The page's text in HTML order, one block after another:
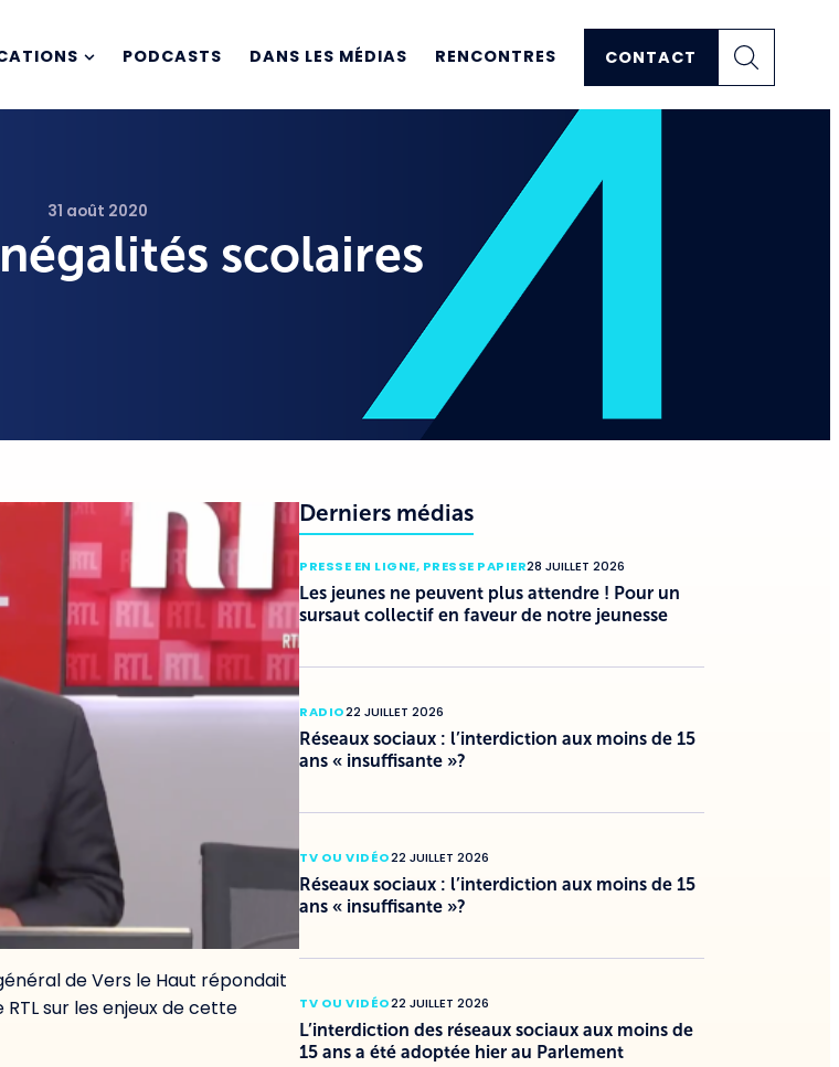
PODCASTS DANS LES MÉDIAS RENCONTRES CONTACT
31 août 2020
scolaires
de Vers le Haut répondait
RTL sur les enjeux de cette
Derniers médias
PRESSE EN LIGNE, PRESSE PAPIER28 JUILLET 2026
Les jeunes ne peuvent plus attendre ! Pour un
sursaut collectif en faveur de notre jeunesse
RADIO22 JUILLET 2026
Réseaux sociaux : l’interdiction aux moins de 15
ans « insuffisante »?
TV OU VIDÉO22 JUILLET 2026
Réseaux sociaux : l’interdiction aux moins de 15
ans « insuffisante »?
TV OU VIDÉO22 JUILLET 2026
L’interdiction des réseaux sociaux aux moins de
15 ans a été adoptée hier au Parlement